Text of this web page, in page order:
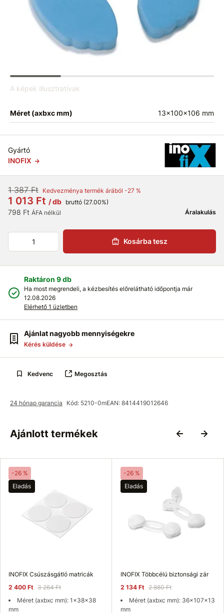
A képek illusztratívak
Méret (axbxc mm) 13x100x106 mm
Gyártó
INOFIX
1 387 Ft Kedvezménya termék árából -27 %
1 013 Ft / db bruttó (27.00%)
798 Ft ÁFA nélkül Áralakulás
Kosárba tesz
Raktáron 9 db
Ha most megrendeli, a kézbesítés előrelátható időpontja már
12.08.2026
Elérhető 1 üzletben
Ajánlat nagyobb mennyiségekre
Kérés küldése
Kedvenc Megosztás
24 hónap garancia Kód: 5210-0mEAN: 8414419012646
Ajánlott termékek
-26 %
Eladás
INOFIX Csúszásgátló matricák
2 400 Ft 3 264 Ft
Méret (axbxc mm): 1x38x38
mm
-26 %
Eladás
INOFIX Többcélú biztonsági zár
2 134 Ft 2 880 Ft
Méret (axbxc mm): 36x107x13
mm